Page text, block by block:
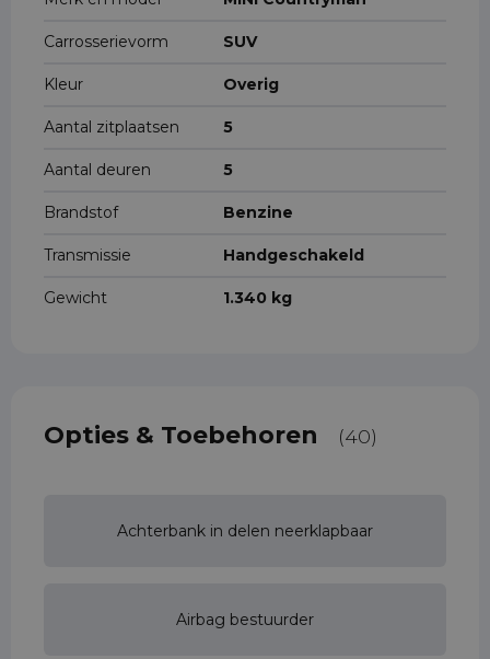
Carrosserievorm SUV
Kleur Overig
Aantal zitplaatsen 5
Aantal deuren 5
Brandstof Benzine
Transmissie Handgeschakeld
Gewicht 1.340 kg
Opties & Toebehoren (40)
Achterbank in delen neerklapbaar
Airbag bestuurder